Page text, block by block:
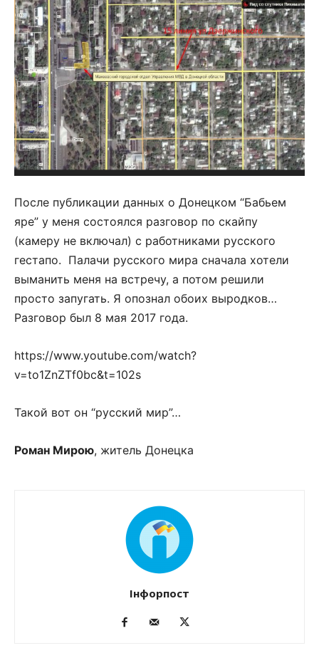
После публикации данных о Донецком “Бабьем
яре” у меня состоялся разговор по скайпу
(камеру не включал) с работниками русского
гестапо. Палачи русского мира сначала хотели
выманить меня на встречу, а потом решили
просто запугать. Я опознал обоих выродков…
Разговор был 8 мая 2017 года.
https://www.youtube.com/watch?
v=to1ZnZTf0bc&t=102s
Такой вот он “русский мир”…
Роман Мирою, житель Донецка
Інфорпост